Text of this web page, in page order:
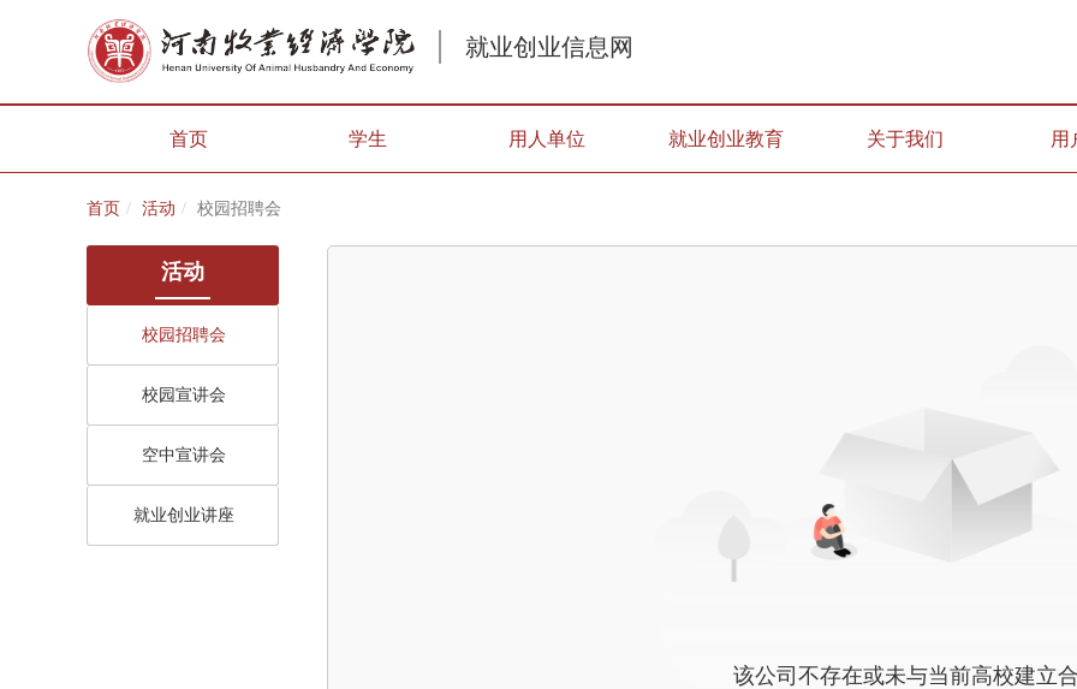
就业创业信息网
首页 学生 用人单位 就业创业教育 关于我们 用
首页 活动 校园招聘会
活动
校园招聘会
校园宣讲会
空中宣讲会
就业创业讲座
该公司不存在或未与当前高校建立